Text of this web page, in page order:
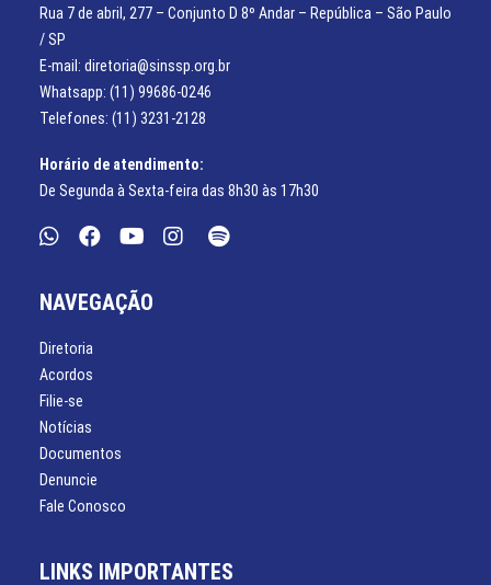
Rua 7 de abril, 277 – Conjunto D 8º Andar – República – São Paulo
/ SP
E-mail: diretoria@sinssp.org.br
Whatsapp: (11) 99686-0246
Telefones: (11) 3231-2128
Horário de atendimento:
De Segunda à Sexta-feira das 8h30 às 17h30
NAVEGAÇÃO
Diretoria
Acordos
Filie-se
Notícias
Documentos
Denuncie
Fale Conosco
LINKS IMPORTANTES